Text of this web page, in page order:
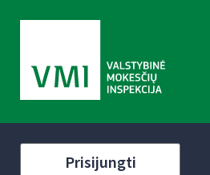
Prisijungti